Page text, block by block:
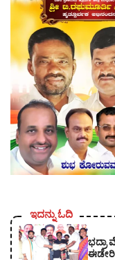
ಇದನ್ನು ಓದಿ
ಭದ್ರಾ